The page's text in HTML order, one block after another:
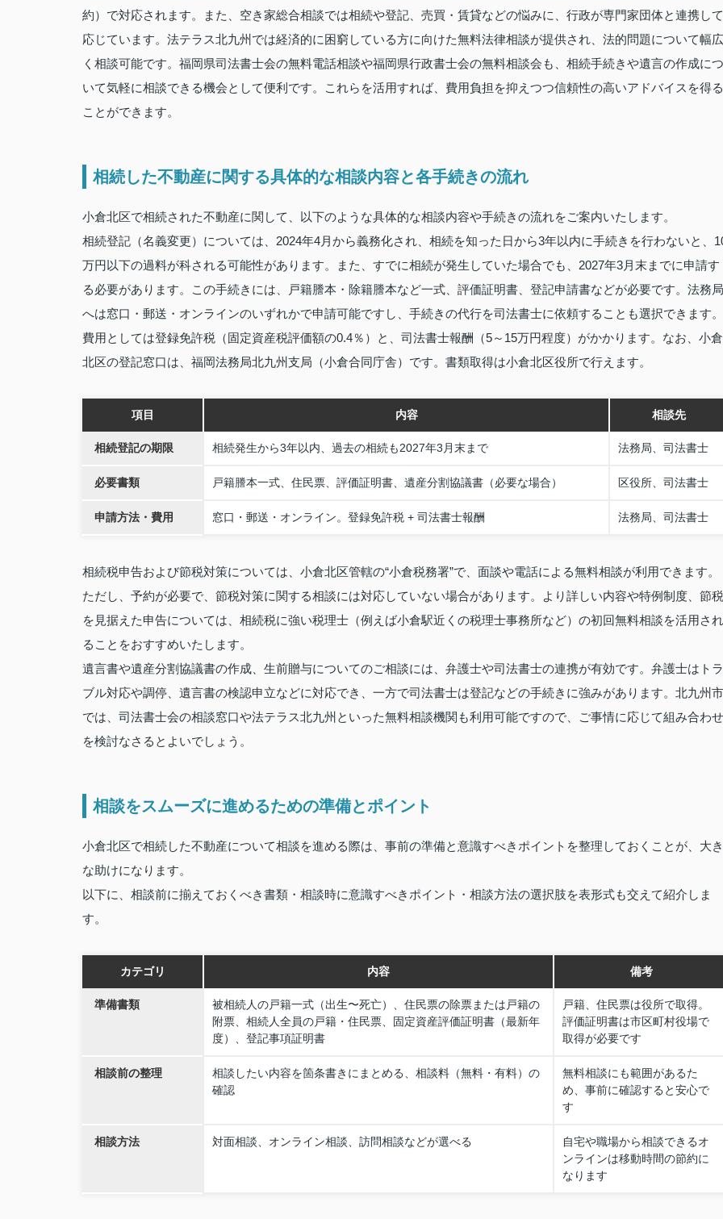
約）で対応されます。また、空き家総合相談では相続や登記、売買・賃貸などの悩みに、行政が専門家団体と連携して
応じています。法テラス北九州では経済的に困窮している方に向けた無料法律相談が提供され、法的問題について幅広
く相談可能です。福岡県司法書士会の無料電話相談や福岡県行政書士会の無料相談会も、相続手続きや遺言の作成につ
いて気軽に相談できる機会として便利です。これらを活用すれば、費用負担を抑えつつ信頼性の高いアドバイスを得る
ことができます。
相続した不動産に関する具体的な相談内容と各手続きの流れ
小倉北区で相続された不動産に関して、以下のような具体的な相談内容や手続きの流れをご案内いたします。
相続登記（名義変更）については、2024年4月から義務化され、相続を知った日から3年以内に手続きを行わないと、
万円以下の過料が科される可能性があります。また、すでに相続が発生していた場合でも、2027年3月末までに申請す
る必要があります。この手続きには、戸籍謄本・除籍謄本など一式、評価証明書、登記申請書などが必要です。法務局
へは窓口・郵送・オンラインのいずれかで申請可能ですし、手続きの代行を司法書士に依頼することも選択できます。
費用としては登録免許税（固定資産税評価額の0.4％）と、司法書士報酬（5～15万円程度）がかかります。なお、小倉
北区の登記窓口は、福岡法務局北九州支局（小倉合同庁舎）です。書類取得は小倉北区役所で行えます。
項目 内容 相談先
相続登記の期限 相続発生から3年以内、過去の相続も2027年3月末まで 法務局、司法書士
必要書類 戸籍謄本一式、住民票、評価証明書、遺産分割協議書（必要な場合） 区役所、司法書士
申請方法・費用 窓口・郵送・オンライン。登録免許税 + 司法書士報酬 法務局、司法書士
相続税申告および節税対策については、小倉北区管轄の“小倉税務署”で、面談や電話による無料相談が利用できます。
ただし、予約が必要で、節税対策に関する相談には対応していない場合があります。より詳しい内容や特例制度、節税
を見据えた申告については、相続税に強い税理士（例えば小倉駅近くの税理士事務所など）の初回無料相談を活用され
ることをおすすめいたします。
遺言書や遺産分割協議書の作成、生前贈与についてのご相談には、弁護士や司法書士の連携が有効です。弁護士はトラ
ブル対応や調停、遺言書の検認申立などに対応でき、一方で司法書士は登記などの手続きに強みがあります。北九州市
では、司法書士会の相談窓口や法テラス北九州といった無料相談機関も利用可能ですので、ご事情に応じて組み合わせ
を検討なさるとよいでしょう。
相談をスムーズに進めるための準備とポイント
小倉北区で相続した不動産について相談を進める際は、事前の準備と意識すべきポイントを整理しておくことが、大き
な助けになります。
以下に、相談前に揃えておくべき書類・相談時に意識すべきポイント・相談方法の選択肢を表形式も交えて紹介しま
す。
カテゴリ 内容 備考
準備書類
被相続人の戸籍一式（出生〜死亡）、住民票の除票または戸籍の
附票、相続人全員の戸籍・住民票、固定資産評価証明書（最新年
度）、登記事項証明書
戸籍、住民票は役所で取得。
評価証明書は市区町村役場で
取得が必要です
相談前の整理
相談したい内容を箇条書きにまとめる、相談料（無料・有料）の
確認
無料相談にも範囲があるた
め、事前に確認すると安心で
す
相談方法 対面相談、オンライン相談、訪問相談などが選べる
自宅や職場から相談できるオ
ンラインは移動時間の節約に
なります